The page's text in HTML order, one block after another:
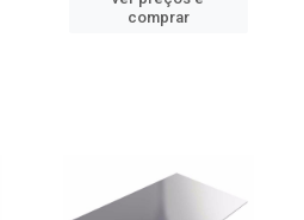
comprar